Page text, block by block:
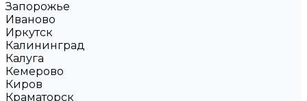
Запорожье
Иваново
Иркутск
Калининград
Калуга
Кемерово
Киров
Краматорск